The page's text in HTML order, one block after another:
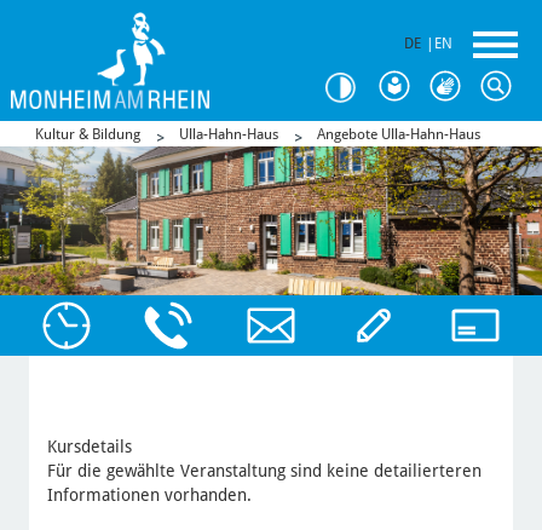
DE EN
Kultur & Bildung Ulla-Hahn-Haus Angebote Ulla-Hahn-Haus
Kursdetails
Für die gewählte Veranstaltung sind keine detailierteren
Informationen vorhanden.